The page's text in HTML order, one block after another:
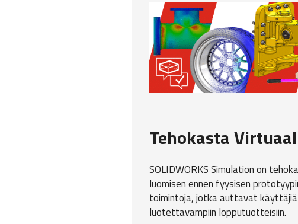
Tehokasta
SOLIDWORKS Simulation on
luomisen ennen fyysisen
toimintoja, jotka auttavat käyttäjiä
luotettavampiin lopputuotteisiin.